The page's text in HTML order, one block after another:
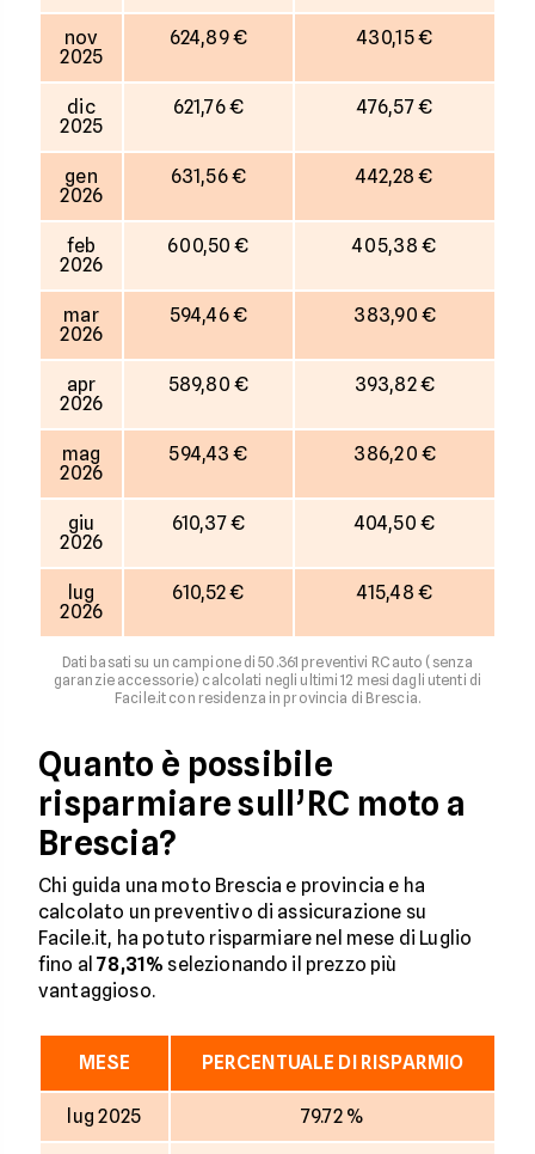
nov
2025
624,89 € 430,15 €
dic
2025
621,76 € 476,57 €
gen
2026
631,56 € 442,28 €
feb
2026
600,50 € 405,38 €
mar
2026
594,46 € 383,90 €
apr
2026
589,80 € 393,82 €
mag
2026
594,43 € 386,20 €
giu
2026
610,37 € 404,50 €
lug
2026
610,52 € 415,48 €
Dati basati su un campione di 50.361 preventivi RC auto (senza
garanzie accessorie) calcolati negli ultimi 12 mesi dagli utenti di
Facile.it con residenza in provincia di Brescia.
Quanto è possibile
risparmiare sull’RC moto a
Brescia?
Chi guida una moto Brescia e provincia e ha
calcolato un preventivo di assicurazione su
Facile.it, ha potuto risparmiare nel mese di Luglio
fino al78,31% selezionando il prezzo più
vantaggioso.
MESE PERCENTUALE DI RISPARMIO
lug 2025 79.72 %